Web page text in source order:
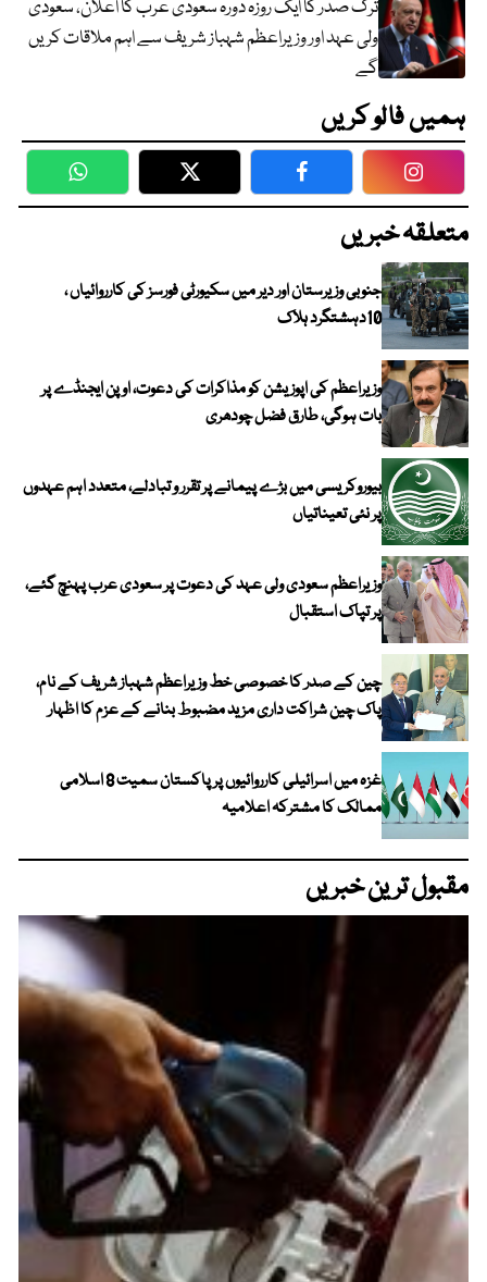
ترک صدر کا ایک روزہ دورہ سعودی عرب کا اعلان، سعودی
ولی عہد اور وزیراعظم شہباز شریف سے اہم ملاقات کریں
گے
ہمیں فالو کریں
WhatsApp Twitter Facebook
متعلقہ خبریں
جنوبی وزیرستان اور دیر میں سکیورٹی فورسز کی کارروائیاں ،
10دہشتگرد ہلاک
وزیراعظم کی اپوزیشن کو مذاکرات کی دعوت، اوپن ایجنڈے پر
بات ہوگی، طارق فضل چودھری
بیوروکریسی میں بڑے پیمانے پر تقرر و تبادلے، متعدد اہم عہدوں
پر نئی تعیناتیاں
وزیراعظم سعودی ولی عہد کی دعوت پر سعودی عرب پہنچ گئے،
پر تپاک استقبال
چین کے صدر کا خصوصی خط وزیراعظم شہباز شریف کے نام،
پاک چین شراکت داری مزید مضبوط بنانے کے عزم کا اظہار
غزہ میں اسرائیلی کارروائیوں پر پاکستان سمیت 8 اسلامی
ممالک کا مشترکہ اعلامیہ
مقبول ترین خبریں